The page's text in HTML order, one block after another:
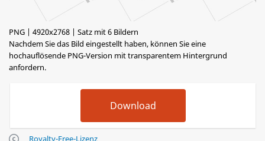
PNG | 4920x2768 | Satz mit 6 Bildern
Nachdem Sie das Bild eingestellt haben, können Sie eine
hochauflösende PNG-Version mit transparentem Hintergrund
anfordern.
Royalty-Free-Lizenz